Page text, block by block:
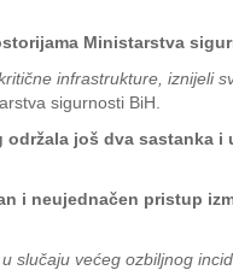
Ministarstva
infrastrukture, iznijeli
sigurnosti BiH.
održala još dva sastanka i
i neujednačen pristup
slučaju većeg ozbiljnog